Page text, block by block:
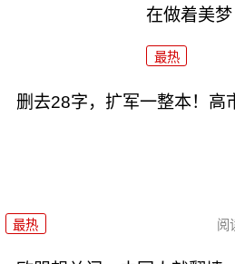
在做着美梦
最热
删去28字，扩军一整本！高
最热 阅